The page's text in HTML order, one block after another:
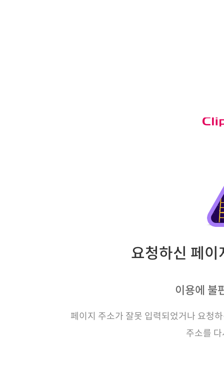
요청하신 페
이용에 불
페이지 주소가 잘못 입력되었거나 요청
주소를